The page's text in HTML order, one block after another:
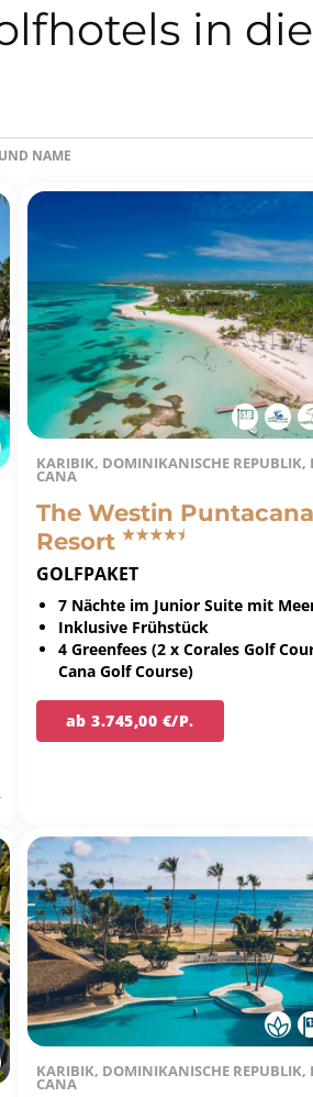
in
NAME
KARIBIK, DOMINIKANISCHE REPUBLIK,
CANA
The Westin Puntacana
Resort
GOLFPAKET
7 Nächte im Junior Suite mit
Inklusive Frühstück
4 Greenfees (2 x Corales Golf
Cana Golf Course)
ab 3.745,00 €/P.
KARIBIK, DOMINIKANISCHE REPUBLIK,
CANA